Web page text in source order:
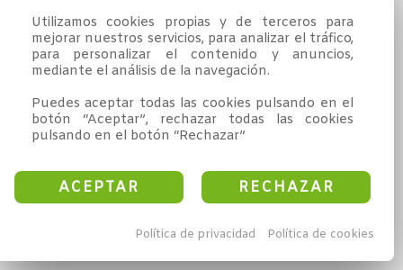
Utilizamos cookies propias y de terceros para
mejorar nuestros servicios, para analizar el tráfico,
para personalizar el contenido y anuncios,
mediante el análisis de la navegación.
Puedes aceptar todas las cookies pulsando en el
botón “Aceptar”, rechazar todas las cookies
pulsando en el botón “Rechazar”
ACEPTAR RECHAZAR
Política de privacidad Política de cookies